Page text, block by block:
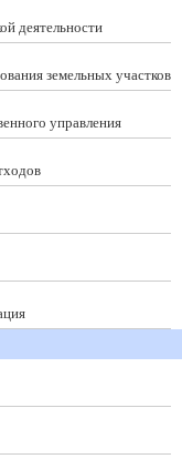
деятельности
земельных участков
управления